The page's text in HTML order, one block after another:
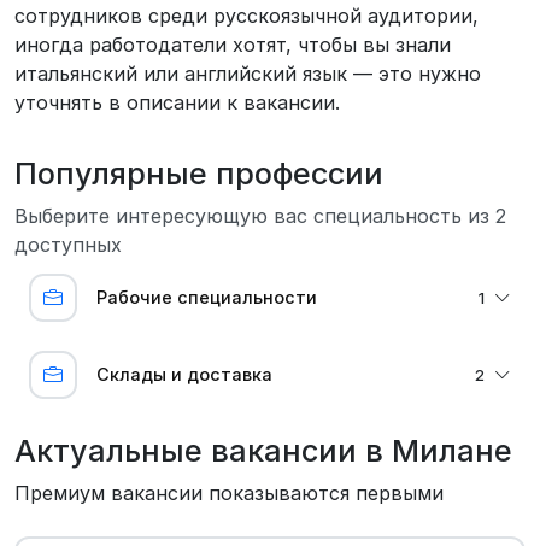
сотрудников среди русскоязычной аудитории,
иногда работодатели хотят, чтобы вы знали
итальянский или английский язык — это нужно
уточнять в описании к вакансии.
Популярные профессии
Выберите интересующую вас специальность из 2
доступных
Рабочие специальности 1
Склады и доставка 2
Актуальные вакансии в Милане
Премиум вакансии показываются первыми